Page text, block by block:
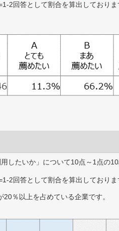
2回答として割合を算出しておりま
したいか」について10点～1点の
2回答として割合を算出しておりま
％以上を占めている企業です。